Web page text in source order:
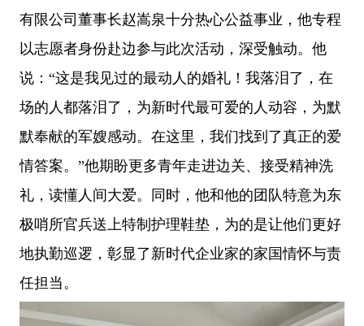
有限公司董事长赵嵩泉十分热心公益事业，他专程
以志愿者身份赴边参与此次活动，深受触动。他
说：“这是我见过的最动人的婚礼！我落泪了，在
场的人都落泪了，为新时代最可爱的人动容，为默
默奉献的军嫂感动。在这里，我们找到了真正的爱
情答案。”他期盼更多青年走进边关、接受精神洗
礼，读懂人间大爱。同时，他和他的团队特意为东
极哨所官兵送上特制护理鞋垫，为的是让他们更好
地执勤巡逻，彰显了新时代企业家的家国情怀与责
任担当。